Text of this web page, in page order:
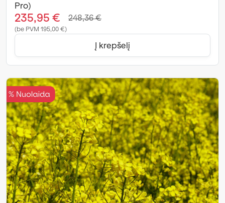
Pro)
235,95 € 248,36 €
(be PVM 195,00 €)
Į krepšelį